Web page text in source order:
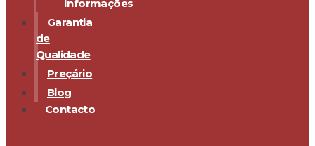
Informações
Garantia
de
Qualidade
Preçário
Blog
Contacto